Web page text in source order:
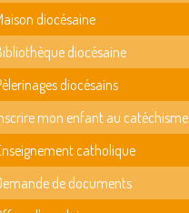
diocésaine
diocésaine
diocésains
mon enfant au catéchisme
catholique
de documents